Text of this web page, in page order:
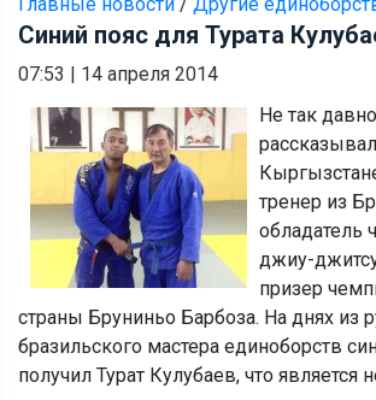
Синий пояс для Турата
07:53 | 14 апреля 2014
Не так
тренер из
обладатель
джиу-
призер
страны Бруниньо Барбоза. На днях из
бразильского мастера единоборств
получил Турат Кулубаев, что